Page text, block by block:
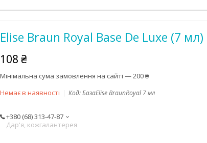
Elise Braun Royal Base De Luxe (7 мл)
108 ₴
Мінімальна сума замовлення на сайті — 200 ₴
Немає в наявності
Код:БазаElise BraunRoyal 7 мл
+380 (68) 313-47-87
Дар'я, кожгалантерея